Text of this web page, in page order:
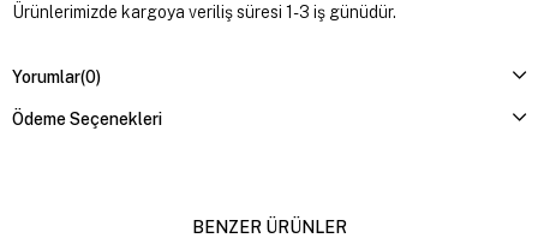
Ürünlerimizde kargoya veriliş süresi 1-3 iş günüdür.
Yorumlar(0)
Ödeme Seçenekleri
BENZER ÜRÜNLER